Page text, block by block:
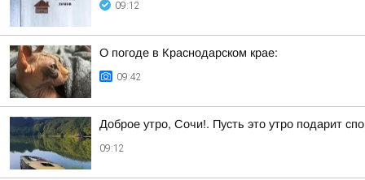
09:12
О погоде в Краснодарском крае:
09:42
Доброе утро, Сочи!. Пусть это утро подарит
09:12